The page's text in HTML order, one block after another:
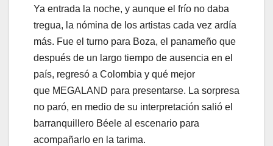
Ya entrada la noche, y aunque el frío no daba
tregua, la nómina de los artistas cada vez ardía
más. Fue el turno para Boza, el panameño que
después de un largo tiempo de ausencia en el
país, regresó a Colombia y qué mejor
que MEGALAND para presentarse. La sorpresa
no paró, en medio de su interpretación salió el
barranquillero Béele al escenario para
acompañarlo en la tarima.